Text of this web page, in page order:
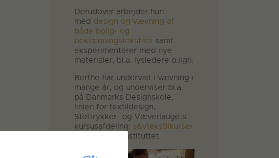
Derudover arbejder hun
med design og vævning af
både bolig- og
beklædningstekstiler samt
eksperimenterer med nye
materialer, bl.a. lysledere o.lign.
Berthe har undervist i vævning i
mange år, og underviser bl.a.
på Danmarks Designskole,
linien for textildesign,
Stoftrykker- og Væverlaugets
kursusafdeling: s&vtekstilkurser
, samt Blindeinstituttet.